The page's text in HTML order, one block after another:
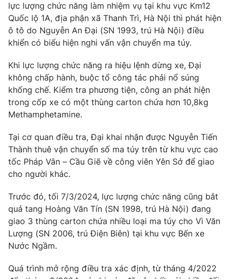
VTV9 VTV8
Liên hệ tòa soạn English
THỜI BÁO VTV
Theo dõi báo trên
Cơ quan chủ quản:
Cơ quan báo chí:Thời báo VTV
Giấy phép hoạt động báo in và báo điện tử số 483/GP-BTTTT
cấp ngày 29/12/2023
Tổng Biên tập:Vũ Thanh Thủy
Phó Tổng Biên tập:
Tổng đài VTV:024.38 355 931 - 024.38 355 932
lực lượng chức năng làm nhiệm vụ tại khu vực Km12
Quốc lộ 1A, địa phận xã Thanh Trì, Hà Nội thì phát hiện
ô tô do Nguyễn An Đại (SN 1993, trú Hà Nội) điều
khiển có biểu hiện nghi vấn vận chuyển ma túy.
Khi lực lượng chức năng ra hiệu lệnh dừng xe, Đại
không chấp hành, buộc tổ công tác phải nổ súng
khống chế. Kiểm tra phương tiện, công an phát hiện
trong cốp xe có một thùng carton chứa hơn 10,8kg
Methamphetamine.
Tại cơ quan điều tra, Đại khai nhận được Nguyễn Tiến
Thành thuê vận chuyển số ma túy trên từ khu vực cao
tốc Pháp Vân – Cầu Giẽ về công viên Yên Sở để giao
cho người khác.
Trước đó, tối 7/3/2024, lực lượng chức năng cũng bắt
quả tang Hoàng Văn Tín (SN 1998, trú Hà Nội) đang
giao 3 thùng carton chứa nhiều loại ma túy cho Vì Văn
Lượng (SN 2006, trú Điện Biên) tại khu vực Bến xe
Nước Ngầm.
Quá trình mở rộng điều tra xác định, từ tháng 4/2022